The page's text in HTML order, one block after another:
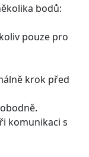
bodů:
pouze pro
krok před
komunikaci s